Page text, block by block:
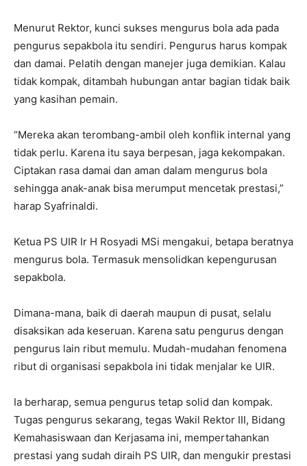
Menurut Rektor, kunci sukses mengurus bola ada pada
pengurus sepakbola itu sendiri. Pengurus harus kompak
dan damai. Pelatih dengan manejer juga demikian. Kalau
tidak kompak, ditambah hubungan antar bagian tidak baik
yang kasihan pemain.
“Mereka akan terombang-ambil oleh konflik internal yang
tidak perlu. Karena itu saya berpesan, jaga kekompakan.
Ciptakan rasa damai dan aman dalam mengurus bola
sehingga anak-anak bisa merumput mencetak prestasi,”
harap Syafrinaldi.
Ketua PS UIR Ir H Rosyadi MSi mengakui, betapa beratnya
mengurus bola. Termasuk mensolidkan kepengurusan
sepakbola.
Dimana-mana, baik di daerah maupun di pusat, selalu
disaksikan ada keseruan. Karena satu pengurus dengan
pengurus lain ribut memulu. Mudah-mudahan fenomena
ribut di organisasi sepakbola ini tidak menjalar ke UIR.
Ia berharap, semua pengurus tetap solid dan kompak.
Tugas pengurus sekarang, tegas Wakil Rektor III, Bidang
Kemahasiswaan dan Kerjasama ini, mempertahankan
prestasi yang sudah diraih PS UIR, dan mengukir prestasi